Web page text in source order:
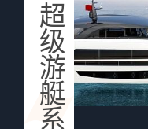
超
级
游
艇
系